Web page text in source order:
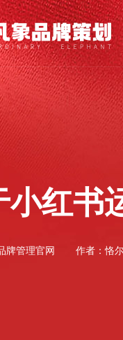
小红书
牌管理官网 作者：恪